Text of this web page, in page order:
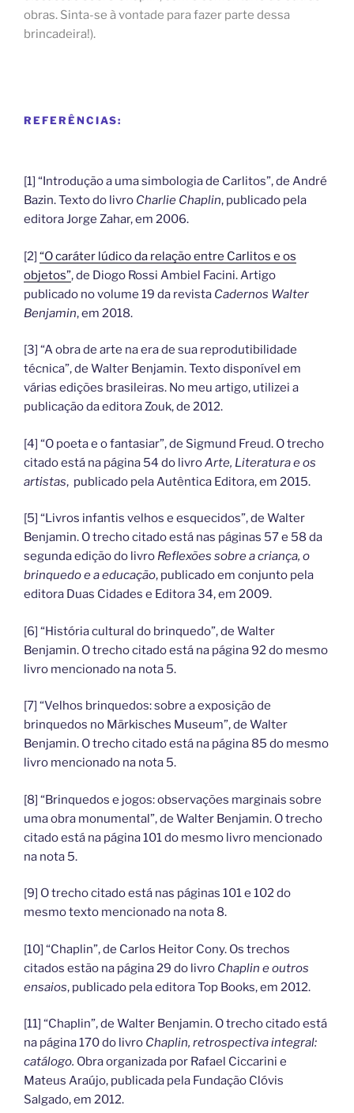
obras. Sinta-se à vontade para fazer parte dessa
brincadeira!).
REFERÊNCIAS:
[1] “Introdução a uma simbologia de Carlitos”, de André
Bazin. Texto do livro Charlie Chaplin, publicado pela
editora Jorge Zahar, em 2006.
[2] “O caráter lúdico da relação entre Carlitos e os
objetos”, de Diogo Rossi Ambiel Facini. Artigo
publicado no volume 19 da revista Cadernos Walter
Benjamin, em 2018.
[3] “A obra de arte na era de sua reprodutibilidade
técnica”, de Walter Benjamin. Texto disponível em
várias edições brasileiras. No meu artigo, utilizei a
publicação da editora Zouk, de 2012.
[4] “O poeta e o fantasiar”, de Sigmund Freud. O trecho
citado está na página 54 do livroArte, Literatura e os
artistas, publicado pela Autêntica Editora, em 2015.
[5] “Livros infantis velhos e esquecidos”, de Walter
Benjamin. O trecho citado está nas páginas 57 e 58 da
segunda edição do livro Reflexões sobre a criança, o
brinquedo e a educação, publicado em conjunto pela
editora Duas Cidades e Editora 34, em 2009.
[6] “História cultural do brinquedo”, de Walter
Benjamin. O trecho citado está na página 92 do mesmo
livro mencionado na nota 5.
[7] “Velhos brinquedos: sobre a exposição de
brinquedos no Märkisches Museum”, de Walter
Benjamin. O trecho citado está na página 85 do mesmo
livro mencionado na nota 5.
[8] “Brinquedos e jogos: observações marginais sobre
uma obra monumental”, de Walter Benjamin. O trecho
citado está na página 101 do mesmo livro mencionado
na nota 5.
[9] O trecho citado está nas páginas 101 e 102 do
mesmo texto mencionado na nota 8.
[10] “Chaplin”, de Carlos Heitor Cony. Os trechos
citados estão na página 29 do livro Chaplin e outros
ensaios, publicado pela editora Top Books, em 2012.
[11] “Chaplin”, de Walter Benjamin. O trecho citado está
na página 170 do livro Chaplin, retrospectiva integral:
catálogo. Obra organizada por Rafael Ciccarini e
Mateus Araújo, publicada pela Fundação Clóvis
Salgado, em 2012.